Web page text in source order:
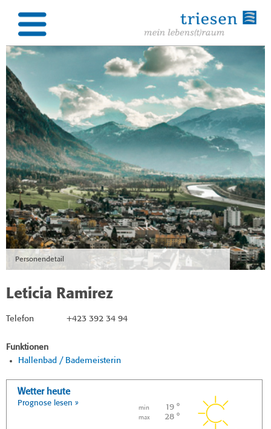
Personendetail
Leticia Ramirez
Telefon +423 392 34 94
Funktionen
Hallenbad / Bademeisterin
Wetter heute
Prognose lesen »
min 19 °
max 28 °